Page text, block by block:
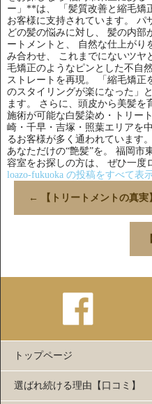
ー」**は、 「髪質改善と縮毛矯
お客様に支持されています。 パ
どの髪の悩みに対し、 髪の内部
ートメントと、 自然な仕上がり
み合わせ、 これまでにないツヤ
毛矯正のようなピンとした不自
ストレートを再現。 「縮毛矯正
のスタイリングが楽になった」
ます。 さらに、頭皮から美髪
施術が可能な白髪染め・トリー
崎・千早・吉塚・照葉エリアを
るお客様が多く通われています
あなただけの“艶髪”を。 福岡市
容室をお探しの方は、 ぜひ一度
loazo-fukuoka の投稿をすべて表
← 【トリートメントの真実
トップページ
選ばれ続ける理由【口コミ】